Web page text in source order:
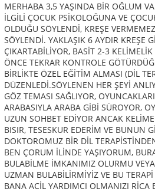
MERHABA 3,5 YAŞINDA BİR OĞLUM
İLGİLİ ÇOCUK PSİKOLOĞUNA VE
OLDUĞU SÖYLENDİ, KREŞE
SÖYLENDİ. YAKLAŞIK 6 AYDIR KREŞE
ÇIKARTABİLİYOR, BASİT 2-3
ÖNCE TEKRAR KONTROLE
BİRLİKTE ÖZEL EĞİTİM ALMASI (DİL
DÜZENLEDİ.SÖYLENEN HER ŞEYİ
GÖZ TEMASI SAĞLIYOR,
ARABASIYLA ARABA GİBİ SÜROYOR,
UZUN SOHBET EDİYOR ANCAK
BISIR, TESESKUR EDERİM VE BUNUN
DOKTOROMUZ BİR DİL
BEN ÇORUM İLİNDE YAŞIYORUM,
BULABİLME İMKANIMIZ OLURMU
UZMAN BULABİLİRMİYİZ VE BU
BANA ACİL YARDIMCI OLMANIZI RİCA